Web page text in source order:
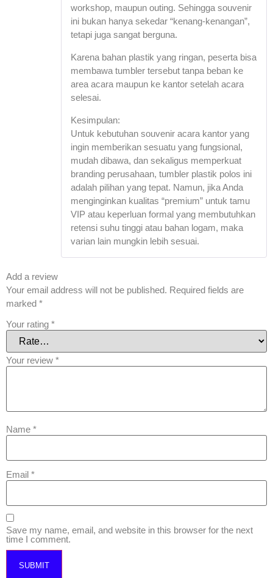
workshop, maupun outing. Sehingga souvenir
ini bukan hanya sekedar “kenang-kenangan”,
tetapi juga sangat berguna.
Karena bahan plastik yang ringan, peserta bisa
membawa tumbler tersebut tanpa beban ke
area acara maupun ke kantor setelah acara
selesai.
Kesimpulan:
Untuk kebutuhan souvenir acara kantor yang
ingin memberikan sesuatu yang fungsional,
mudah dibawa, dan sekaligus memperkuat
branding perusahaan, tumbler plastik polos ini
adalah pilihan yang tepat. Namun, jika Anda
menginginkan kualitas “premium” untuk tamu
VIP atau keperluan formal yang membutuhkan
retensi suhu tinggi atau bahan logam, maka
varian lain mungkin lebih sesuai.
Add a review
Your email address will not be published. Required fields are
marked *
Your rating *
Your review *
Name *
Email *
Save my name, email, and website in this browser for the next
time I comment.